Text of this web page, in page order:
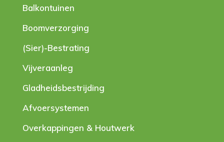
Balkontuinen
Boomverzorging
(Sier)-Bestrating
Vijveraanleg
Gladheidsbestrijding
Afvoersystemen
Overkappingen & Houtwerk